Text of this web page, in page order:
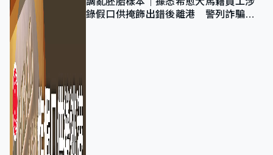
錄假口供掩飾出錯後離港 警列詐騙